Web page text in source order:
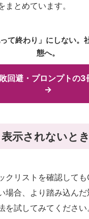
まとめています。
て終わり」にしない。
態へ。
回避・プロンプトの3
→
示されないと
クリストを確認して
場合、より踏み込ん
を試してみてください